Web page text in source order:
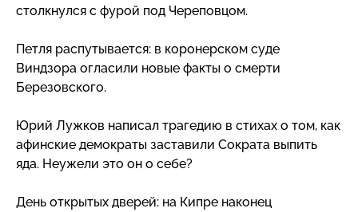
столкнулся с фурой под Череповцом.
Петля распутывается: в коронерском суде
Виндзора огласили новые факты о смерти
Березовского.
Юрий Лужков написал трагедию в стихах о том, как
афинские демократы заставили Сократа выпить
яда. Неужели это он о себе?
День открытых дверей: на Кипре наконец